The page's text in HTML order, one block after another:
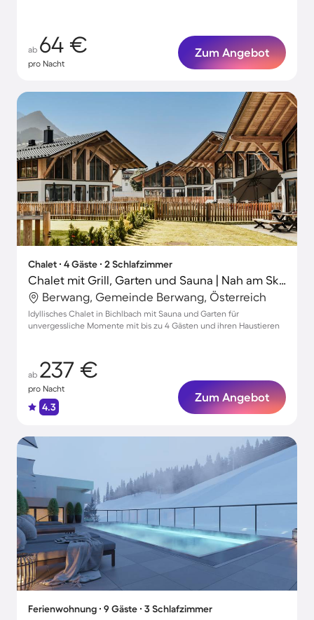
ab 64 €
pro Nacht
Zum Angebot
Chalet ∙ 4 Gäste ∙ 2 Schlafzimmer
Chalet mit Grill, Garten und Sauna | Nah am Skifahren | Haustierfreundlich
Berwang, Gemeinde Berwang, Österreich
Idyllisches Chalet in Bichlbach mit Sauna und Garten für
unvergessliche Momente mit bis zu 4 Gästen und ihren Haustieren
ab 237 €
pro Nacht
4.3
Zum Angebot
Ferienwohnung ∙ 9 Gäste ∙ 3 Schlafzimmer